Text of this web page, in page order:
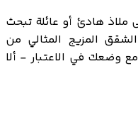
ملاذ هادئ أو عائلة تبحث
المزيج المثالي من
وضعك في الاعتبار - ألا